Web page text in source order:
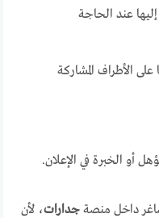
عند الحاجة
الأطراف المشاركة
أو الخبرة في الإعلان.
داخل منصةجدارات، لأن